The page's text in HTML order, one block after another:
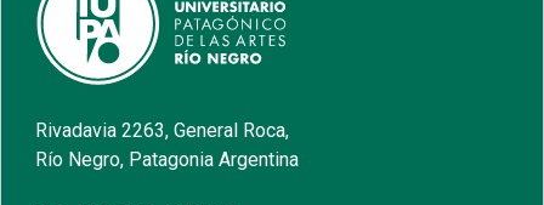
Rivadavia 2263, General Roca,
Río Negro, Patagonia Argentina